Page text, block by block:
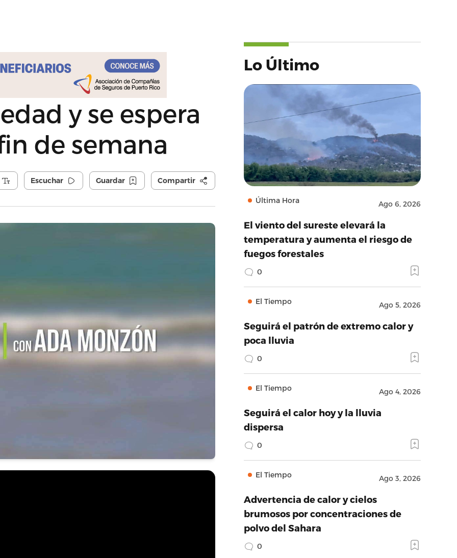
y se espera
de semana
Escuchar Guardar Compartir
Lo Último
Última Hora Ago 6, 2026
El viento del sureste elevará la
temperatura y aumenta el riesgo de
fuegos forestales
0
El Tiempo Ago 5, 2026
Seguirá el patrón de extremo calor y
poca lluvia
0
El Tiempo Ago 4, 2026
Seguirá el calor hoy y la lluvia
dispersa
0
El Tiempo Ago 3, 2026
Advertencia de calor y cielos
brumosos por concentraciones de
polvo del Sahara
0